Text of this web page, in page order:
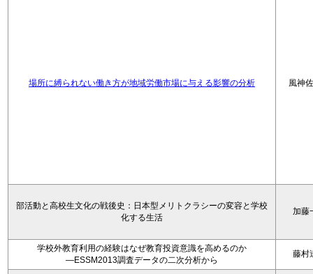
場所に縛られない働き方が地域労働市場に与える影響の分析 風神
部活動と高校生文化の戦後史：日本型メリトクラシーの変容と学校
化する生活
加藤
学校外教育利用の経験はなぜ教育投資意識を高めるのか
―ESSM2013調査データの二次分析から
藤村